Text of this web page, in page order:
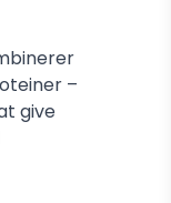
–
give